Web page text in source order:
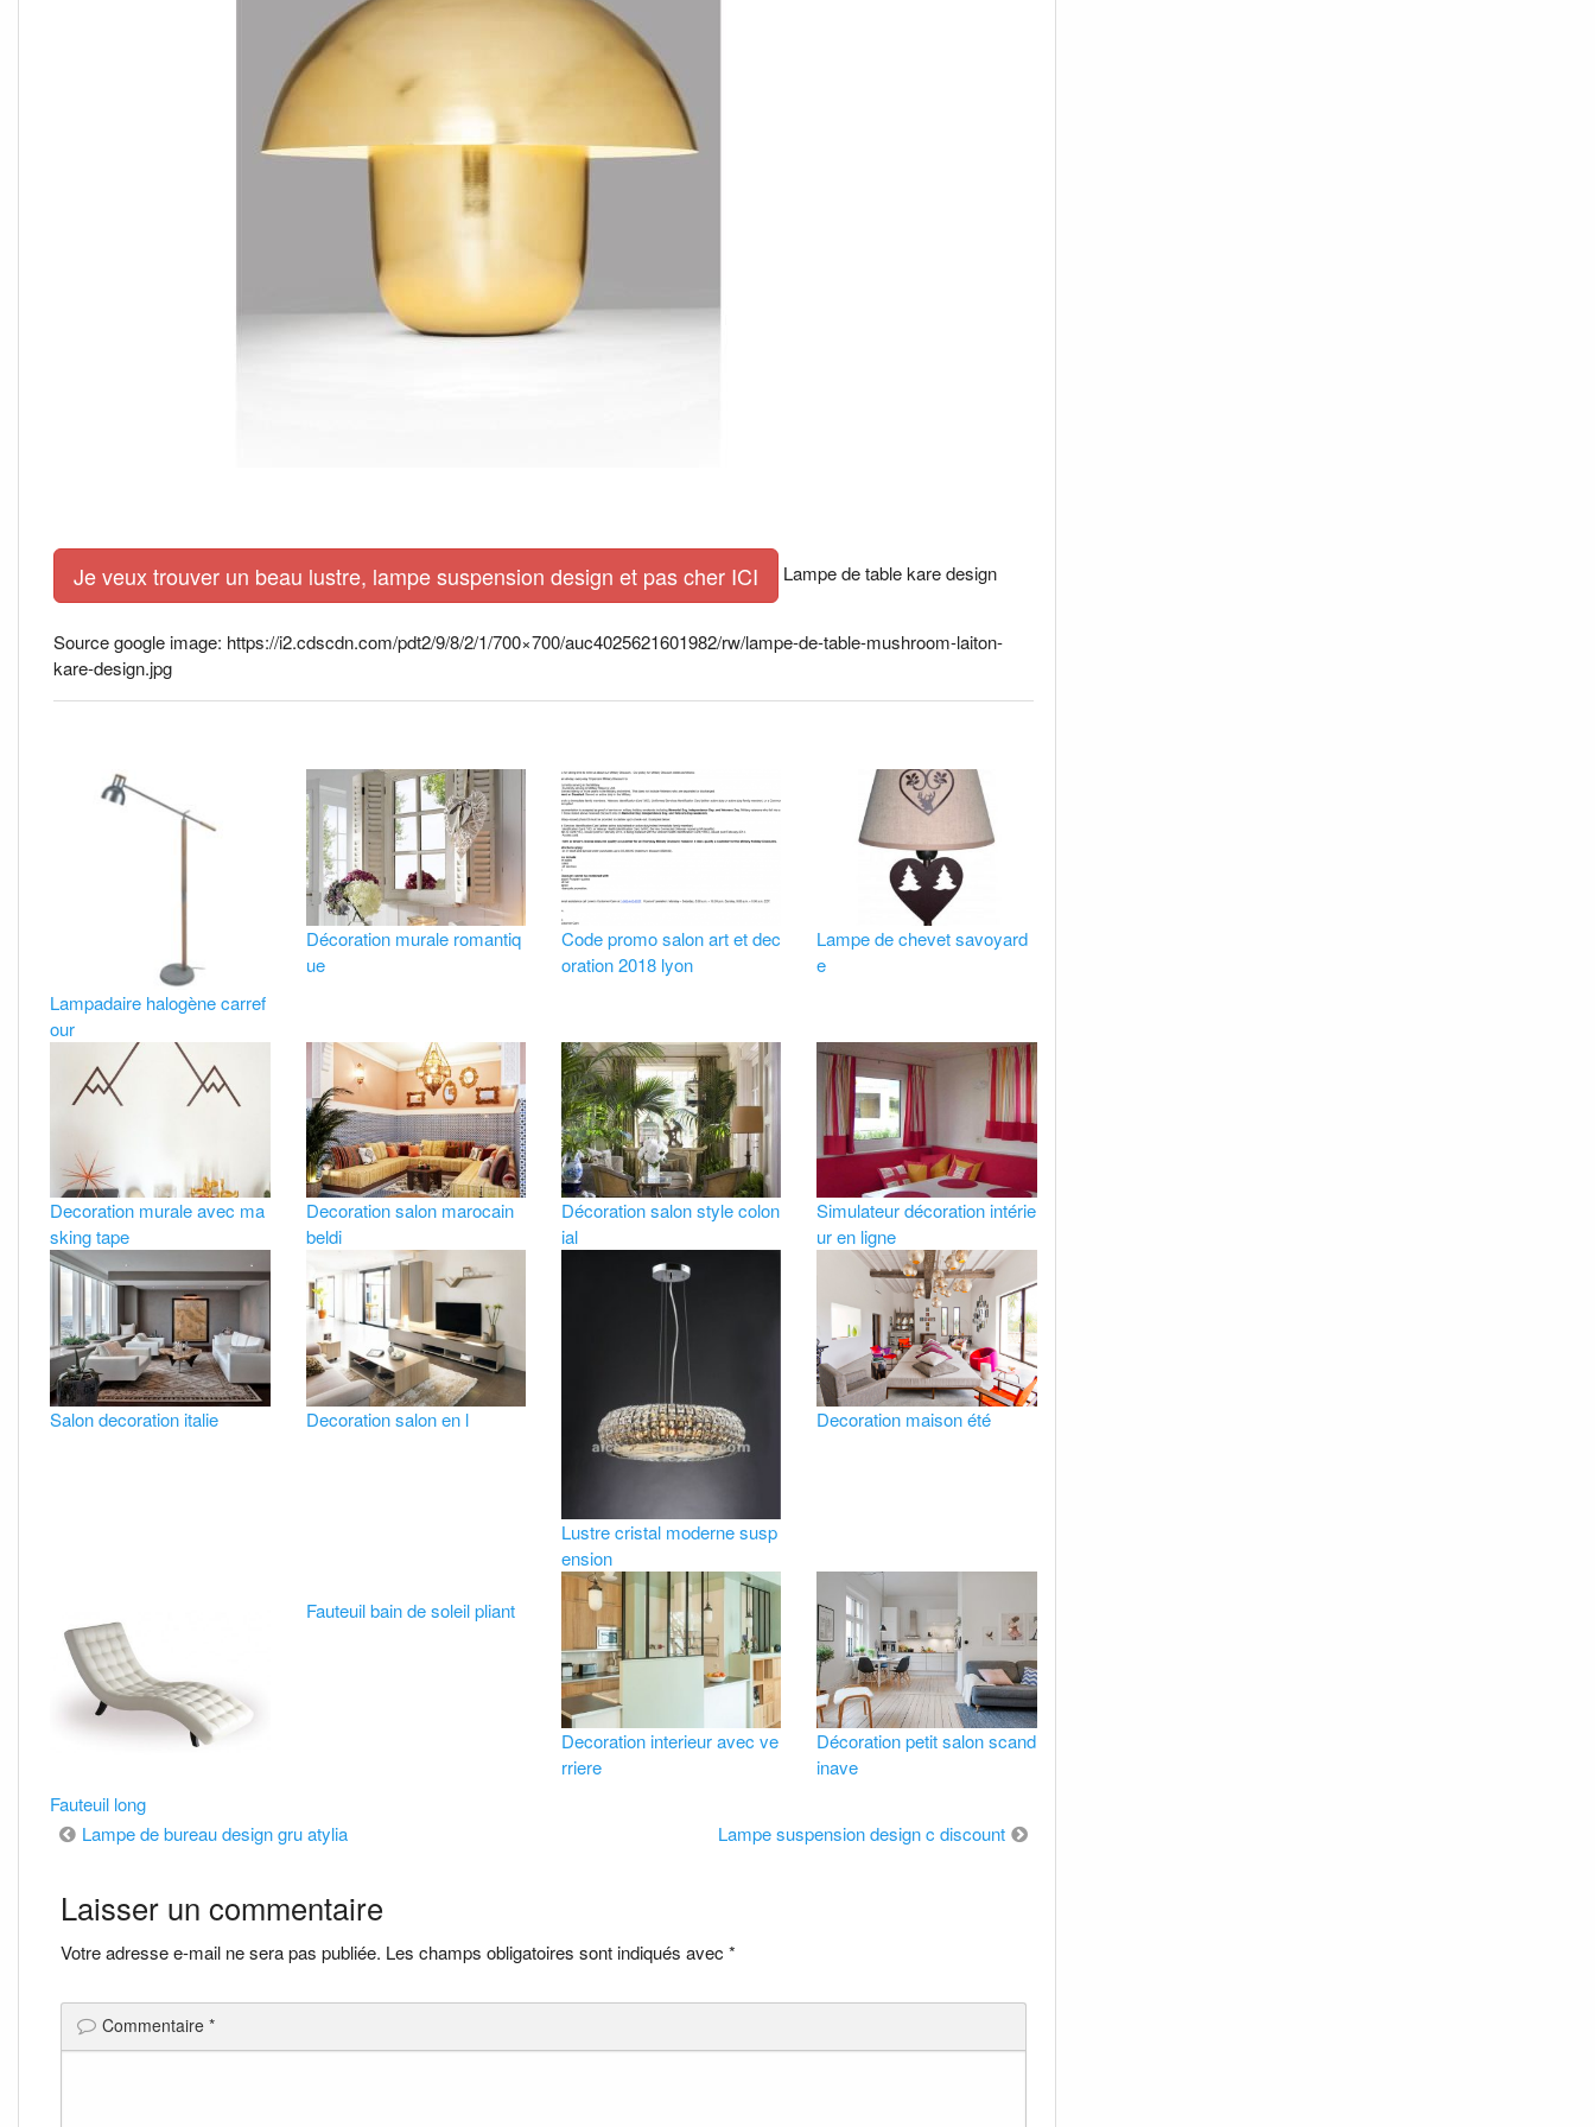
Je veux trouver un beau lustre, lampe suspension design et pas cher ICI Lampe de table kare design
Source google image: https://i2.cdscdn.com/pdt2/9/8/2/1/700×700/auc4025621601982/rw/lampe-de-table-mushroom-laiton-
kare-design.jpg
Lampadaire halogène carref
our
Décoration murale romantiq
ue
Code promo salon art et dec
oration 2018 lyon
Lampe de chevet savoyard
e
Decoration murale avec ma
sking tape
Decoration salon marocain
beldi
Décoration salon style colon
ial
Simulateur décoration intérie
ur en ligne
Salon decoration italie Decoration salon en l
Lustre cristal moderne susp
ension
Decoration maison été
Fauteuil long
Fauteuil bain de soleil pliant
Decoration interieur avec ve
rriere
Décoration petit salon scand
inave
Navigation
de
l’article
Lampe de bureau design gru atylia Lampe suspension design c discount
Laisser un commentaire
Votre adresse e-mail ne sera pas publiée. Les champs obligatoires sont indiqués avec *
Commentaire *